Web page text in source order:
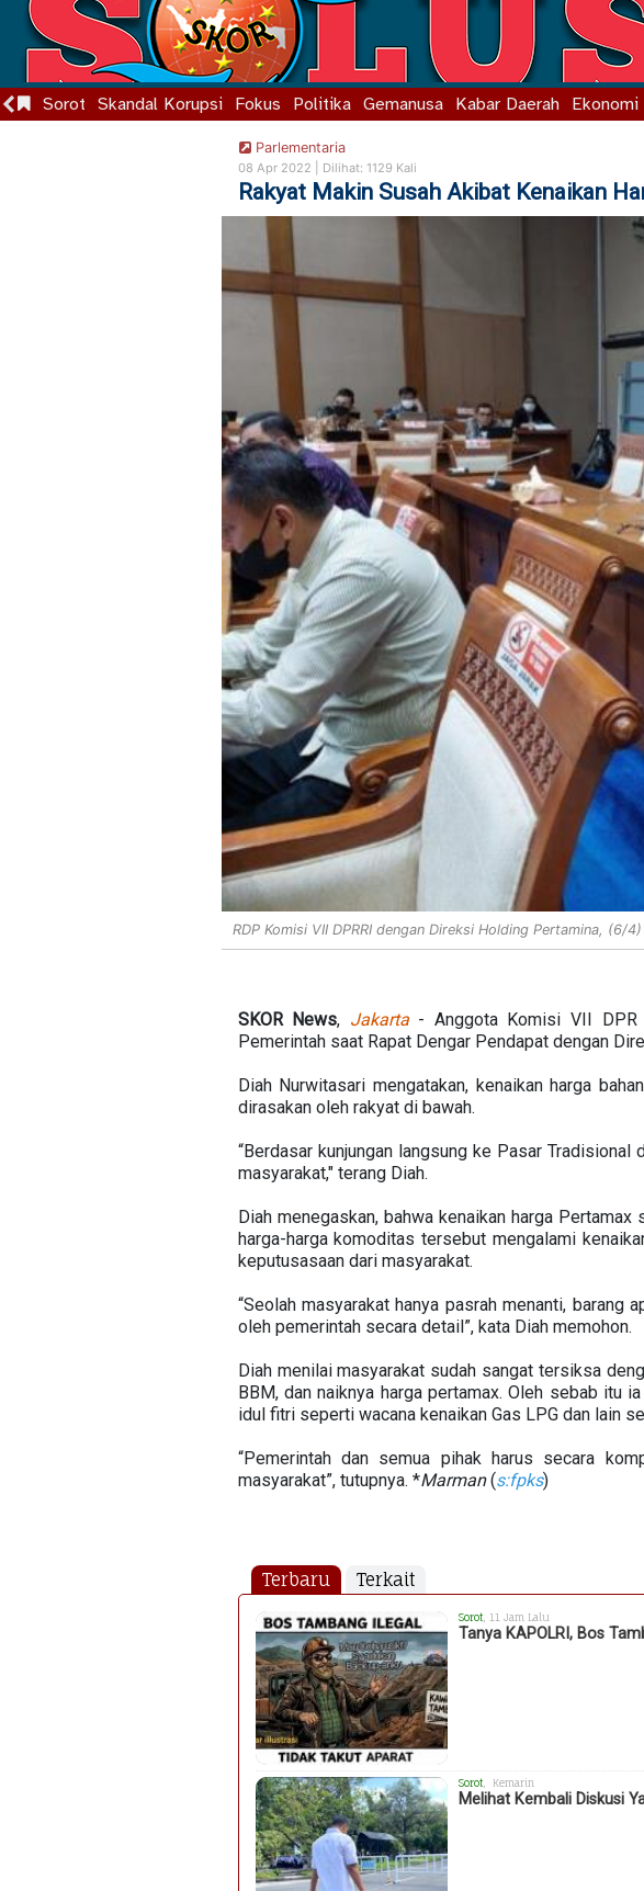
Sorot Skandal Korupsi Fokus Politika Gemanusa Kabar Daerah Ekonomi
Parlementaria
08 Apr 2022 | Dilihat: 1129 Kali
Rakyat Makin Susah Akibat Kenaikan
RDP Komisi VII DPRRI dengan Direksi Holding Pertamina, (6/4)
SKOR News, Jakarta- Anggota Komisi VII DPR
Pemerintah saat Rapat Dengar Pendapat dengan
Diah Nurwitasari mengatakan, kenaikan harga
dirasakan oleh rakyat di bawah.
“Berdasar kunjungan langsung ke Pasar
masyarakat," terang Diah.
Diah menegaskan, bahwa kenaikan harga
harga-harga komoditas tersebut mengalami
keputusasaan dari masyarakat.
“Seolah masyarakat hanya pasrah menanti, barang
oleh pemerintah secara detail”, kata Diah memohon.
Diah menilai masyarakat sudah sangat tersiksa
BBM, dan naiknya harga pertamax. Oleh sebab itu
idul fitri seperti wacana kenaikan Gas LPG dan lain
“Pemerintah dan semua pihak harus secara
masyarakat”, tutupnya. *Marman(s:fpks)
Terbaru Terkait
Sorot , 11 Jam Lalu
Tanya KAPOLRI, Bos
Sorot, Kemarin
Melihat Kembali Diskusi